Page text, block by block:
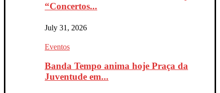
“Concertos...
July 31, 2026
Eventos
Banda Tempo anima hoje Praça da
Juventude em...